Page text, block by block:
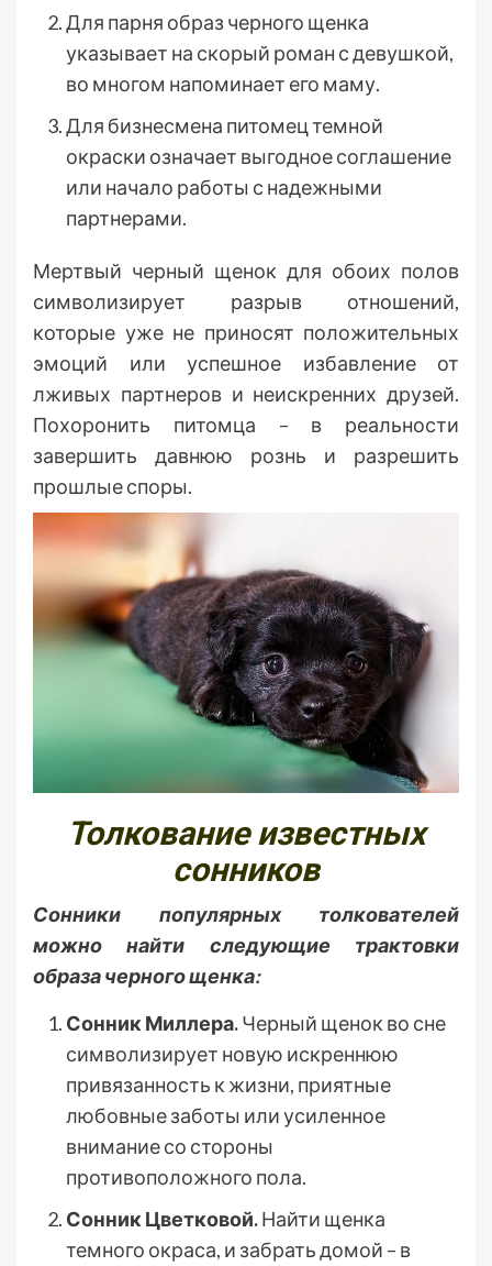
Для парня образ черного щенка
указывает на скорый роман с девушкой,
во многом напоминает его маму.
Для бизнесмена питомец темной
окраски означает выгодное соглашение
или начало работы с надежными
партнерами.
Мертвый черный щенок для обоих полов
символизирует разрыв отношений,
которые уже не приносят положительных
эмоций или успешное избавление от
лживых партнеров и неискренних друзей.
Похоронить питомца – в реальности
завершить давнюю рознь и разрешить
прошлые споры.
Толкование известных
сонников
Сонники популярных толкователей
можно найти следующие трактовки
образа черного щенка:
Сонник Миллера.Черный щенок во сне
символизирует новую искреннюю
привязанность к жизни, приятные
любовные заботы или усиленное
внимание со стороны
противоположного пола.
Сонник Цветковой.Найти щенка
темного окраса, и забрать домой – в